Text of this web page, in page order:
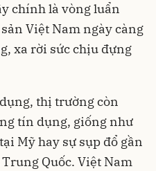
chính là vòng luẩn
Việt Nam ngày càng
xa rời sức chịu đựng
thị trường còn
tín dụng, giống như
Mỹ hay sự sụp đổ gần
Quốc. Việt Nam